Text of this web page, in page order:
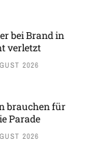
bei Brand in
verletzt
2026
brauchen für
Parade
2026